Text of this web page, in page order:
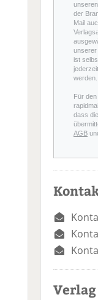
der
Mail
unserer
ist
werden.
Für
dass
AGB
Verlag